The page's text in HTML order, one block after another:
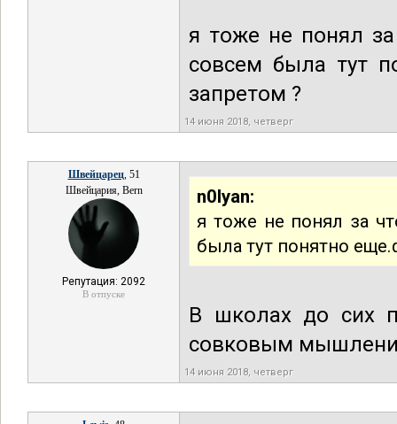
я тоже не понял
совсем была тут
запретом ?
14 июня 2018, четверг
Швейцарец, 51
Швейцария, Bern
Репутация: 2092
В отпуске
n0lyan:
я тоже не понял за
была тут понятно
В школах до сих
совковым
14 июня 2018, четверг